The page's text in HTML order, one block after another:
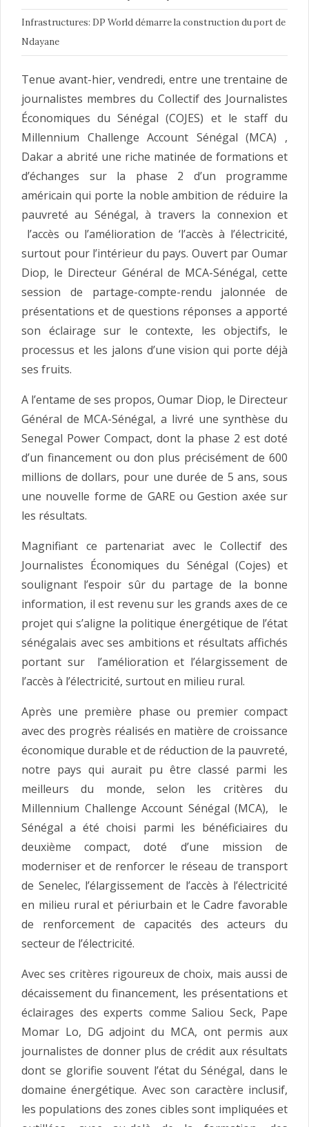
Infrastructures: DP World démarre la construction du port de
Ndayane
Tenue avant-hier, vendredi, entre une trentaine de
journalistes membres du Collectif des Journalistes
Économiques du Sénégal (COJES) et le staff du
Millennium Challenge Account Sénégal (MCA) ,
Dakar a abrité une riche matinée de formations et
d’échanges sur la phase 2 d’un programme
américain qui porte la noble ambition de réduire la
pauvreté au Sénégal, à travers la connexion et
l’accès ou l’amélioration de ‘l’accès à l’électricité,
surtout pour l’intérieur du pays. Ouvert par Oumar
Diop, le Directeur Général de MCA-Sénégal, cette
session de partage-compte-rendu jalonnée de
présentations et de questions réponses a apporté
son éclairage sur le contexte, les objectifs, le
processus et les jalons d’une vision qui porte déjà
ses fruits.
A l’entame de ses propos, Oumar Diop, le Directeur
Général de MCA-Sénégal, a livré une synthèse du
Senegal Power Compact, dont la phase 2 est doté
d’un financement ou don plus précisément de 600
millions de dollars, pour une durée de 5 ans, sous
une nouvelle forme de GARE ou Gestion axée sur
les résultats.
Magnifiant ce partenariat avec le Collectif des
Journalistes Économiques du Sénégal (Cojes) et
soulignant l’espoir sûr du partage de la bonne
information, il est revenu sur les grands axes de ce
projet qui s’aligne la politique énergétique de l’état
sénégalais avec ses ambitions et résultats affichés
portant sur l’amélioration et l’élargissement de
l’accès à l’électricité, surtout en milieu rural.
Après une première phase ou premier compact
avec des progrès réalisés en matière de croissance
économique durable et de réduction de la pauvreté,
notre pays qui aurait pu être classé parmi les
meilleurs du monde, selon les critères du
Millennium Challenge Account Sénégal (MCA), le
Sénégal a été choisi parmi les bénéficiaires du
deuxième compact, doté d’une mission de
moderniser et de renforcer le réseau de transport
de Senelec, l’élargissement de l’accès à l’électricité
en milieu rural et périurbain et le Cadre favorable
de renforcement de capacités des acteurs du
secteur de l’électricité.
Avec ses critères rigoureux de choix, mais aussi de
décaissement du financement, les présentations et
éclairages des experts comme Saliou Seck, Pape
Momar Lo, DG adjoint du MCA, ont permis aux
journalistes de donner plus de crédit aux résultats
dont se glorifie souvent l’état du Sénégal, dans le
domaine énergétique. Avec son caractère inclusif,
les populations des zones cibles sont impliquées et